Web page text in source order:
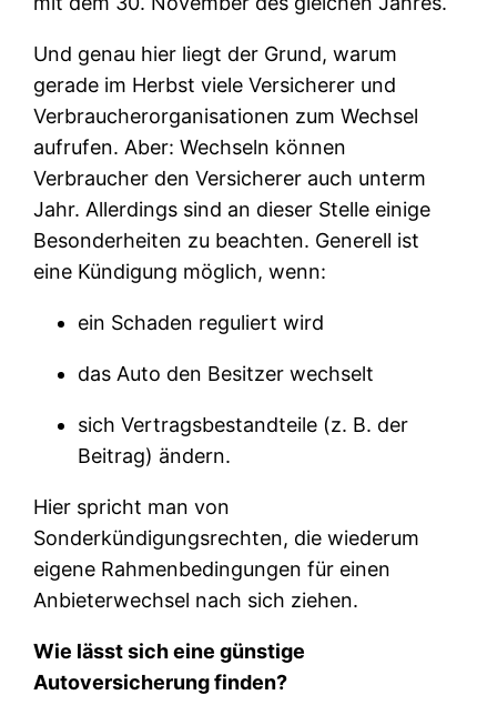
Und genau hier liegt der Grund, warum
gerade im Herbst viele Versicherer und
Verbraucherorganisationen zum Wechsel
aufrufen. Aber: Wechseln können
Verbraucher den Versicherer auch unterm
Jahr. Allerdings sind an dieser Stelle einige
Besonderheiten zu beachten. Generell ist
eine Kündigung möglich, wenn:
ein Schaden reguliert wird
das Auto den Besitzer wechselt
sich Vertragsbestandteile (z. B. der
Beitrag) ändern.
Hier spricht man von
Sonderkündigungsrechten, die wiederum
eigene Rahmenbedingungen für einen
Anbieterwechsel nach sich ziehen.
Wie lässt sich eine günstige
Autoversicherung finden?